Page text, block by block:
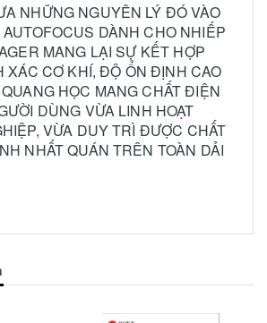
NHỮNG NGUYÊN LÝ ĐÓ VÀO
DÀNH CHO NHIẾP
MANG LẠI SỰ KẾT HỢP
XÁC CƠ KHÍ, ĐỘ ỔN ĐỊNH CAO
HỌC MANG CHẤT ĐIỆN
DÙNG VỪA LINH HOẠT
VỪA DUY TRÌ ĐƯỢC CHẤT
NHẤT QUÁN TRÊN TOÀN DẢI